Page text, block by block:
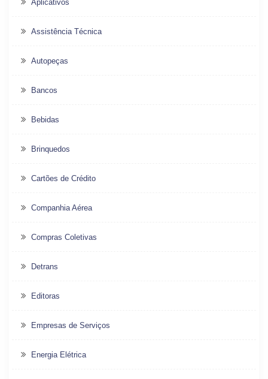
Aplicativos
Assistência Técnica
Autopeças
Bancos
Bebidas
Brinquedos
Cartões de Crédito
Companhia Aérea
Compras Coletivas
Detrans
Editoras
Empresas de Serviços
Energia Elétrica